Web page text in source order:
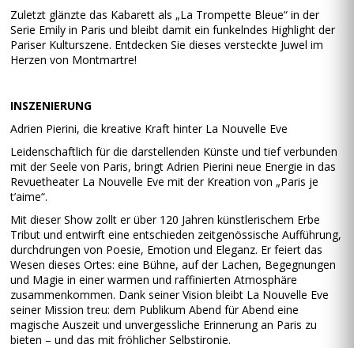
Zuletzt glänzte das Kabarett als „La Trompette Bleue“ in der
Serie Emily in Paris und bleibt damit ein funkelndes Highlight der
Pariser Kulturszene. Entdecken Sie dieses versteckte Juwel im
Herzen von Montmartre!
INSZENIERUNG
Adrien Pierini, die kreative Kraft hinter La Nouvelle Eve
Leidenschaftlich für die darstellenden Künste und tief verbunden
mit der Seele von Paris, bringt Adrien Pierini neue Energie in das
Revuetheater La Nouvelle Eve mit der Kreation von „Paris je
t’aime“.
Mit dieser Show zollt er über 120 Jahren künstlerischem Erbe
Tribut und entwirft eine entschieden zeitgenössische Aufführung,
durchdrungen von Poesie, Emotion und Eleganz. Er feiert das
Wesen dieses Ortes: eine Bühne, auf der Lachen, Begegnungen
und Magie in einer warmen und raffinierten Atmosphäre
zusammenkommen. Dank seiner Vision bleibt La Nouvelle Eve
seiner Mission treu: dem Publikum Abend für Abend eine
magische Auszeit und unvergessliche Erinnerung an Paris zu
bieten – und das mit fröhlicher Selbstironie.